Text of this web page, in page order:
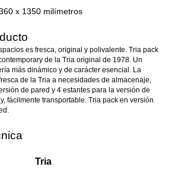
x 1350 milímetros
es fresca, original y polivalente. Tria pack
de la Tria original de 1978. Un
más dinámico y de carácter esencial. La
de la Tria a necesidades de almacenaje,
de pared y 4 estantes para la versión de
fácilmente transportable. Tria pack en versión
Tria